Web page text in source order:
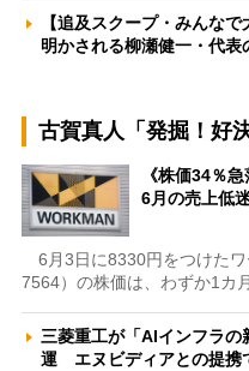
【追及スクープ・みんな
明かされる柳瀬健一・代
古賀真人「発掘！好
《株価34％
6月の売上低
6月3日に8330円をつけたワ
7564）の株価は、わずか1カ
三菱重工が「AIインフラ
運 エヌビディアとの提